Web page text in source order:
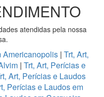
atendidas pela nossa
Americanopolis | Trt, Art,
| Trt, Art, Perícias e
Art, Perícias e Laudos
Perícias e Laudos em